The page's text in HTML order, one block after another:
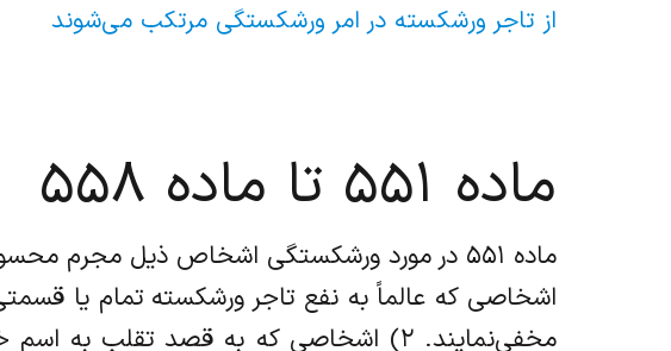
از تاجر ورشکسته در امر ورشکستگی مرتکب می‌شوند
ماده ۵۵۱ تا ماده ۵۵۸
اشخاصی که عالماً به نفع تاجر ورشکسته تمام یا قسمتی